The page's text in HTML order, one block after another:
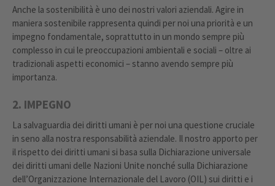
Anche la sostenibilità è uno dei nostri valori aziendali. Agire in
maniera sostenibile rappresenta quindi per noi una priorità e un
impegno fondamentale, soprattutto in un mondo sempre più
complesso in cui le preoccupazioni ambientali e sociali – oltre ai
tradizionali aspetti economici – stanno avendo sempre più
importanza.
2. IMPEGNO
La salvaguardia dei diritti umani è per noi una questione cruciale
in seno alla nostra responsabilità aziendale. Il nostro apporto per
il rispetto dei diritti umani si basa sulla Dichiarazione universale
dei diritti umani delle Nazioni Unite nonché sulla Dichiarazione
dell’Organizzazione Internazionale del Lavoro (OIL) sui diritti e i